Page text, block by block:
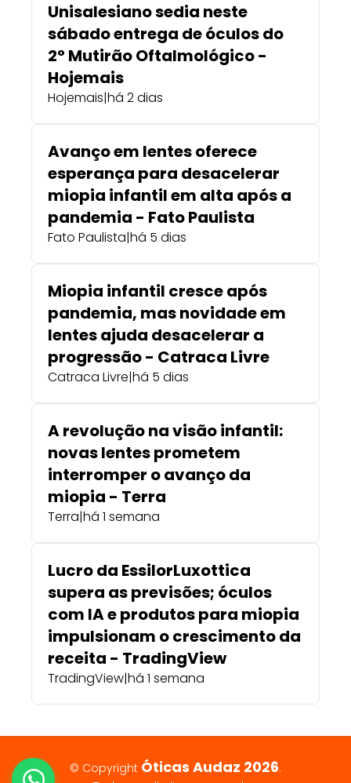
Unisalesiano sedia neste
sábado entrega de óculos do
2° Mutirão Oftalmológico -
Hojemais
Hojemais|há 2 dias
Avanço em lentes oferece
esperança para desacelerar
miopia infantil em alta após a
pandemia - Fato Paulista
Fato Paulista|há 5 dias
Miopia infantil cresce após
pandemia, mas novidade em
lentes ajuda desacelerar a
progressão - Catraca Livre
Catraca Livre|há 5 dias
A revolução na visão infantil:
novas lentes prometem
interromper o avanço da
miopia - Terra
Terra|há 1 semana
Lucro da EssilorLuxottica
supera as previsões; óculos
com IA e produtos para miopia
impulsionam o crescimento da
receita - TradingView
TradingView|há 1 semana
© Copyright Óticas Audaz 2026.